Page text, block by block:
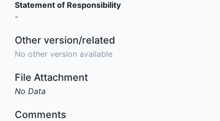
Statement of Responsibility
-
Other version/related
No other version available
File Attachment
No Data
Comments